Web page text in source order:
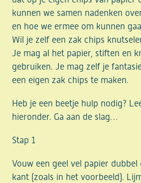
kunnen we samen nadenken
en hoe we ermee om kunnen
Wil je zelf een zak chips
Je mag al het papier, stiften en
gebruiken. Je mag zelf je
een eigen zak chips te maken.
Heb je een beetje hulp nodig?
hieronder. Ga aan de slag…
Stap 1
Vouw een geel vel papier
kant (zoals in het voorbeeld).